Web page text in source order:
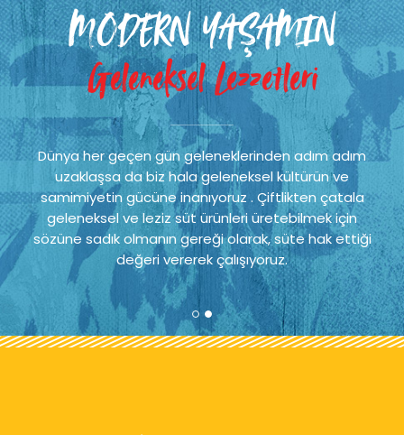
MODERN YAŞAMIN
Geleneksel Lezzetleri
Dünya her geçen gün geleneklerinden adım adım
uzaklaşsa da biz hala geleneksel kültürün ve
samimiyetin gücüne inanıyoruz . Çiftlikten çatala
geleneksel ve leziz süt ürünleri üretebilmek için
sözüne sadık olmanın gereği olarak, süte hak ettiği
değeri vererek çalışıyoruz.